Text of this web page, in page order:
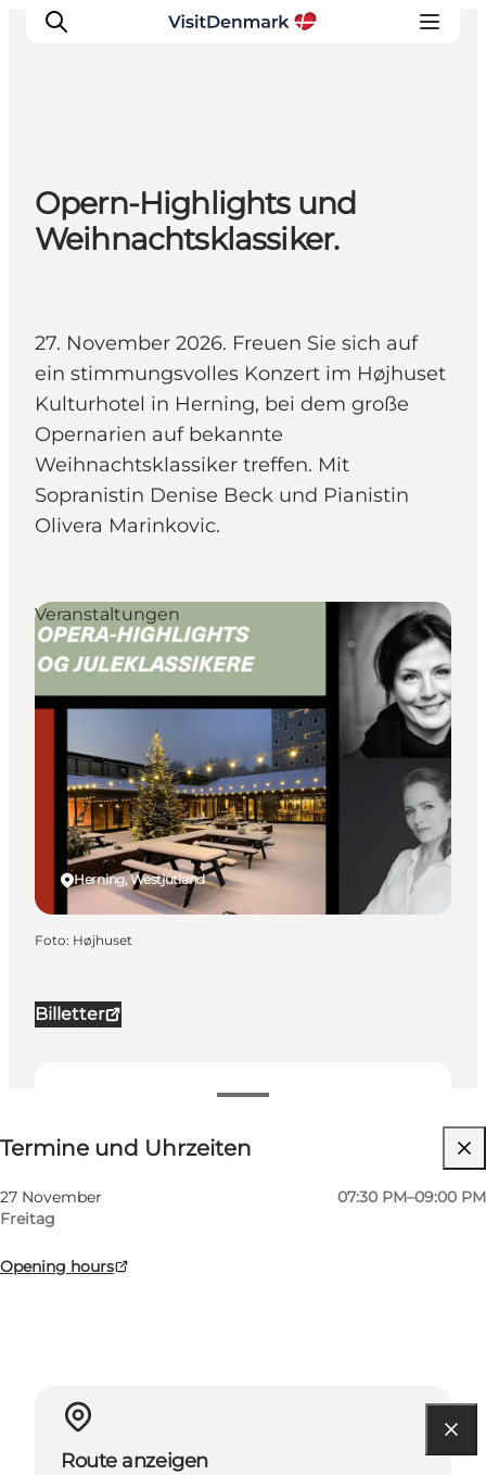
Inspiration
Regionen
Erlebnisse
Opern-Highlights und
Weihnachtsklassiker.
27. November 2026. Freuen Sie sich auf
ein stimmungsvolles Konzert im Højhuset
Kulturhotel in Herning, bei dem große
Opernarien auf bekannte
Weihnachtsklassiker treffen. Mit
Sopranistin Denise Beck und Pianistin
Olivera Marinkovic.
Billetter
Termine und Uhrzeiten
Termine und Uhrzeiten
27 November
Freitag
07:30 PM–09:00 PM
Opening hours
Website besuchen
Mein Geschäft, Mir selbst, Mein Partner, Freunde,
Herning, Westjütland
Veranstaltungen
Foto: Højhuset
Route anzeigen